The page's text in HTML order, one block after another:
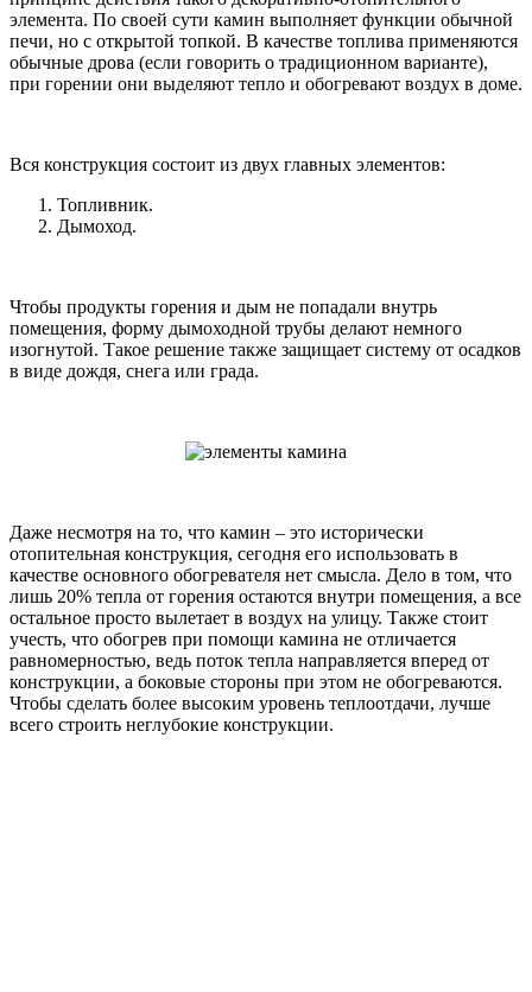
элемента. По своей сути камин выполняет функции обычной
печи, но с открытой топкой. В качестве топлива применяются
обычные дрова (если говорить о традиционном варианте),
при горении они выделяют тепло и обогревают воздух в доме.
Вся конструкция состоит из двух главных элементов:
Топливник.
Дымоход.
Чтобы продукты горения и дым не попадали внутрь
помещения, форму дымоходной трубы делают немного
изогнутой. Такое решение также защищает систему от осадков
в виде дождя, снега или града.
Даже несмотря на то, что камин – это исторически
отопительная конструкция, сегодня его использовать в
качестве основного обогревателя нет смысла. Дело в том, что
лишь 20% тепла от горения остаются внутри помещения, а все
остальное просто вылетает в воздух на улицу. Также стоит
учесть, что обогрев при помощи камина не отличается
равномерностью, ведь поток тепла направляется вперед от
конструкции, а боковые стороны при этом не обогреваются.
Чтобы сделать более высоким уровень теплоотдачи, лучше
всего строить неглубокие конструкции.